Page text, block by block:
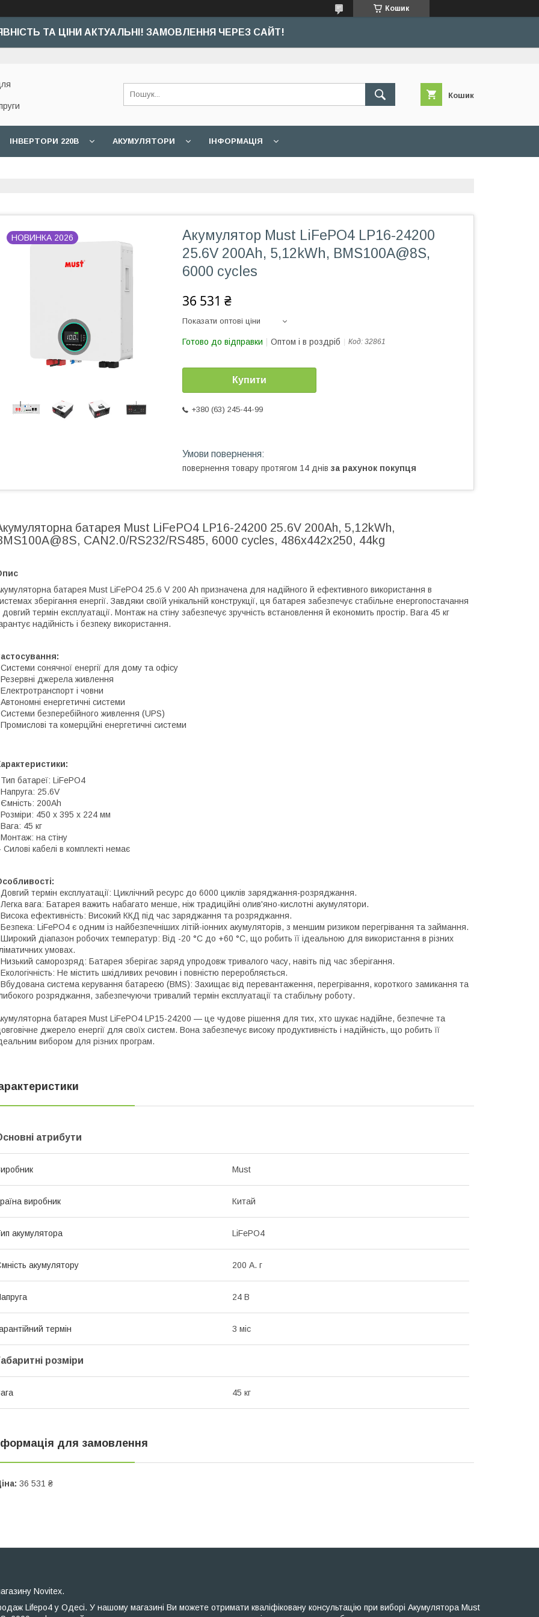
Кошик
ТА ЦІНИ АКТУАЛЬНІ! ЗАМОВЛЕННЯ ЧЕРЕЗ САЙТ!
Кошик
ІНВЕРТОРИ 220В АКУМУЛЯТОРИ ІНФОРМАЦІЯ
НОВИНКА 2026
Акумулятор Must LiFePO4 LP16-24200
25.6V 200Ah, 5,12kWh, BMS100A@8S,
6000 cycles
36 531 ₴
Показати оптові ціни
Готово до відправки Оптом і в роздріб Код: 32861
Купити
+380 (63) 245-44-99
повернення товару протягом 14 днів за рахунок покупця
батарея Must LiFePO4 LP16-24200 25.6V 200Ah, 5,12kWh,
CAN2.0/RS232/RS485, 6000 cycles, 486x442x250, 44kg
батарея Must LiFePO4 25.6 V 200 Ah призначена для надійного й ефективного використання в
зберігання енергії. Завдяки своїй унікальній конструкції, ця батарея забезпечує стабільне енергопостачання
довгий термін експлуатації. Монтаж на стіну забезпечує зручність встановлення й економить простір. Вага 45 кг
надійність і безпеку використання.
сонячної енергії для дому та офісу
джерела живлення
і човни
енергетичні системи
безперебійного живлення (UPS)
та комерційні енергетичні системи
батареї: LiFePO4
25.6V
200Ah
450 x 395 x 224 мм
45 кг
на стіну
Силові кабелі в комплекті немає
термін експлуатації: Циклічний ресурс до 6000 циклів заряджання-розряджання.
вага: Батарея важить набагато менше, ніж традиційні олив'яно-кислотні акумулятори.
ефективність: Високий ККД під час заряджання та розряджання.
LiFePO4 є одним із найбезпечніших літій-іонних акумуляторів, з меншим ризиком перегрівання та займання.
діапазон робочих температур: Від -20 °C до +60 °C, що робить її ідеальною для використання в різних
умовах.
саморозряд: Батарея зберігає заряд упродовж тривалого часу, навіть під час зберігання.
Не містить шкідливих речовин і повністю переробляється.
система керування батареєю (BMS): Захищає від перевантаження, перегрівання, короткого замикання та
розряджання, забезпечуючи тривалий термін експлуатації та стабільну роботу.
батарея Must LiFePO4 LP15-24200 — це чудове рішення для тих, хто шукає надійне, безпечне та
джерело енергії для своїх систем. Вона забезпечує високу продуктивність і надійність, що робить її
вибором для різних програм.
атрибути
Must
виробник Китай
акумулятора LiFePO4
акумулятору 200 А. г
24 В
термін 3 міс
розміри
45 кг
для замовлення
36 531 ₴
Novitex.
Lifepo4 у Одесі. У нашому магазині Ви можете отримати кваліфіковану консультацію при виборі Акумулятора Must